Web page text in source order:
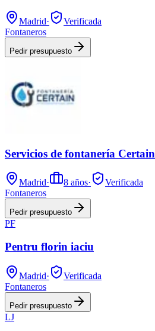
Madrid·
Verificada
Fontaneros
Pedir presupuesto
Servicios de fontanería Certain
Madrid· 8 años·
Verificada
Fontaneros
Pedir presupuesto
PF
Pentru florin iaciu
Madrid·
Verificada
Fontaneros
Pedir presupuesto
LJ